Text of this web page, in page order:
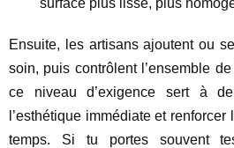
surface plus lisse, plus
Ensuite, les artisans ajoutent ou
soin, puis contrôlent l’ensemble
ce niveau d’exigence sert à
l’esthétique immédiate et
temps. Si tu portes souvent